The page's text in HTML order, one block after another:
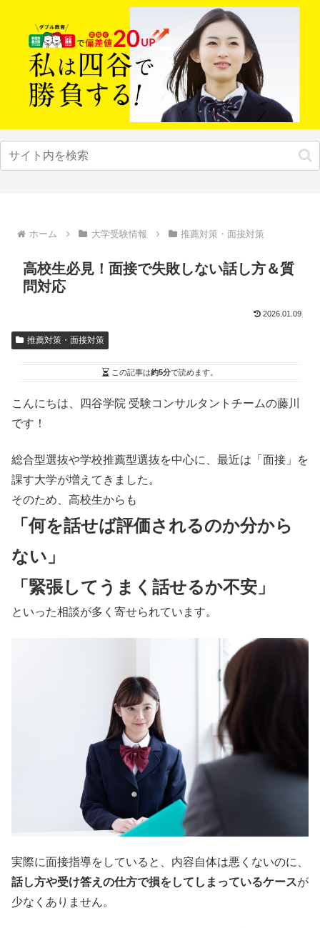
ホーム 大学受験情報 推薦対策・面接対策
高校生必見！面接で失敗しない話し方＆質
問対応
2026.01.09
推薦対策・面接対策
この記事は約5分で読めます。
こんにちは、四谷学院 受験コンサルタントチームの藤川
です！
総合型選抜や学校推薦型選抜を中心に、最近は「面接」を
課す大学が増えてきました。
そのため、高校生からも
「何を話せば評価されるのか分から
ない」
「緊張してうまく話せるか不安」
といった相談が多く寄せられています。
実際に面接指導をしていると、内容自体は悪くないのに、
話し方や受け答えの仕方で損をしてしまっているケースが
少なくありません。